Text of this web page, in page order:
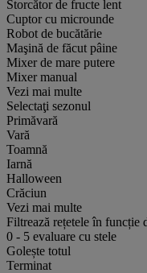
Storcător de fructe lent
Cuptor cu microunde
Robot de bucătărie
Maşină de făcut pâine
Mixer de mare putere
Mixer manual
Vezi mai multe
Selectaţi sezonul
Primăvară
Vară
Toamnă
Iarnă
Halloween
Crăciun
Vezi mai multe
Filtrează rețetele în funcție
0 - 5 evaluare cu stele
Golește totul
Terminat